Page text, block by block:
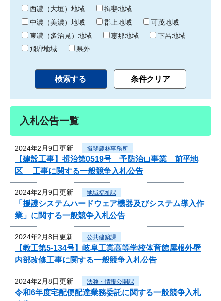
り 西濃（大垣）地域
揖斐地域
中濃（美濃）地域
郡上地域
可茂地域
東濃（多治見）地域
恵那地域
下呂地域
飛騨地域
県外
入札公告一覧
2024年2月9日更新 揖斐農林事務所
【建設工事】揖治第0519号 予防治山事業 前平地
区 工事に関する一般競争入札公告
2024年2月9日更新 地域福祉課
「援護システムハードウェア機器及びシステム導入作
業」に関する一般競争入札公告
2024年2月8日更新 公共建築課
【教工第5-134号】岐阜工業高等学校体育館屋根外壁
内部改修工事に関する一般競争入札公告
2024年2月8日更新 法務・情報公開課
令和6年度宅配便配達業務委託に関する一般競争入札